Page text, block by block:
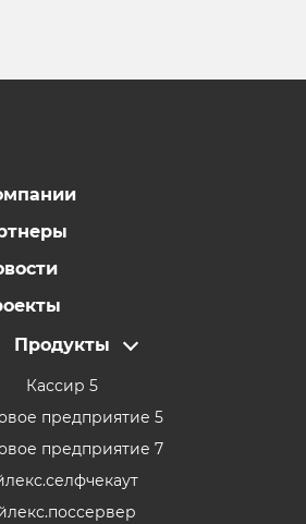
Продукты
Кассир 5
предприятие 5
предприятие 7